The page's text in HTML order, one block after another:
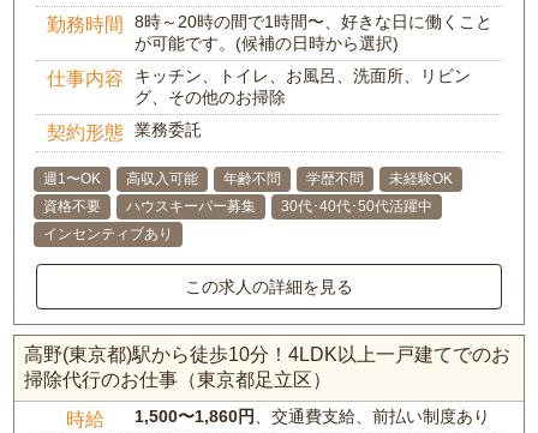
勤務時間
8時～20時の間で1時間〜、好きな日に働くこと
が可能です。(候補の日時から選択)
仕事内容
キッチン、トイレ、お風呂、洗面所、リビン
グ、その他のお掃除
契約形態 業務委託
週1〜OK 高収入可能 年齢不問 学歴不問
未経験OK
資格不要
ハウスキーパー募集
30代･40代･50代活躍中
インセンティブあり
この求人の詳細を見る
高野(東京都)駅から徒歩10分！4LDK以上一戸建てでのお
掃除代行のお仕事（東京都足立区）
時給 1,500〜1,860円 、交通費支給、前払い制度あり